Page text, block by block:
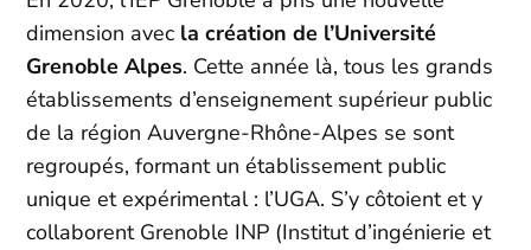
dimension avec la création de l’Université
Grenoble Alpes. Cette année là, tous les grands
établissements d’enseignement supérieur public
de la région Auvergne-Rhône-Alpes se sont
regroupés, formant un établissement public
unique et expérimental : l’UGA. S’y côtoient et y
collaborent Grenoble INP (Institut d’ingénierie et